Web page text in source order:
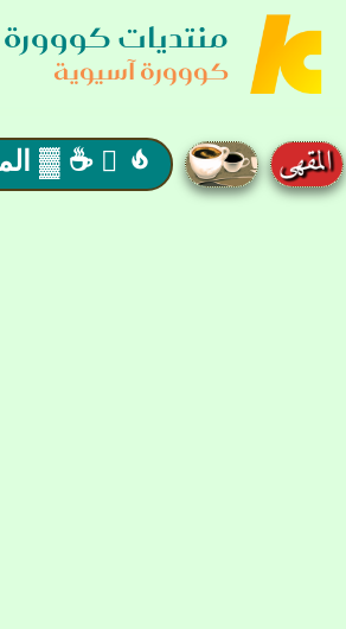
منتديات كووورة
كووورة آسيوية
  ☕ ▓ المقهـ| 28 |ے الآسيـويے Café ▓ ☕ مرحبا بكل الأحبة